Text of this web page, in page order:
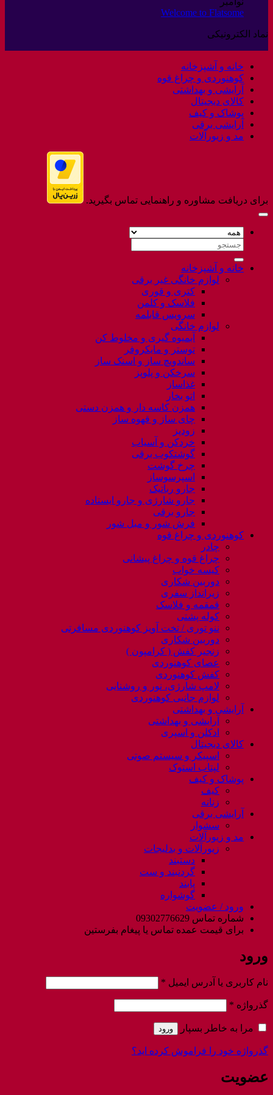
عودت
نشده
Welcome to Flatsomeهیچ
نماد الکترونیکی
خانه و آشپزخانه
کوهنوردی و چراغ قوه
آرایشی و بهداشتی
کالای دیجیتال
پوشاک و کیف
آرایشی برقی
مد و زیورآلات
برای دریافت مشاوره و راهنمایی تماس بگیرید.
جستجو
خانه و آشپزخانه
لوازم خانگی غیر برقی
کتری و قوری
فلاسک و کلمن
سرویس قابلمه
لوازم خانگی
آبمیوه گیری و مخلوط کن
توستر و مایکروفر
ساندویچ ساز و اسنک ساز
سرخکن و پلوپز
غذاساز
اتو بخار
همزن کاسه دار و همزن دستی
چای ساز و قهوه ساز
زودپز
خردکن و آسیاب
گوشتکوب برقی
چرخ گوشت
اسپرسوساز
جارو رباتیک
جارو شارژی و جارو ایستاده
جارو برقی
فرش شور و مبل شور
کوهنوردی و چراغ قوه
چادر
چراغ قوه و چراغ پیشانی
کیسه خواب
دوربین شکاری
زیرانداز سفری
قمقمه و فلاسک
کوله پشتی
ننو توری / تخت آویز کوهنوردی مسافرتی
دوربین شکاری
زنجیر کفش ( کرامپون )
عصای کوهنوردی
کفش کوهنوردی
لامپ شارژی، نور و روشنایی
لوازم جانبی کوهنوردی
آرایشی و بهداشتی
آرایشی و بهداشتی
ادکلن و اسپری
کالای دیجیتال
اسپیکر و سیستم صوتی
لپتاب استوک
پوشاک و کیف
کیف
زنانه
آرایشی برقی
سشوار
مد و زیورآلات
زیورآلات و بدلیجات
دستبند
گردنبند و ست
پابند
گوشواره
ورود / عضویت
شماره تماس 09302776629
برای قیمت عمده تماس یا پیغام بفرستین
ورود
نام کاربری یا آدرس ایمیل *
گذرواژه *
مرا به خاطر بسپار ورود
گذرواژه خود را فراموش کرده اید؟
عضویت